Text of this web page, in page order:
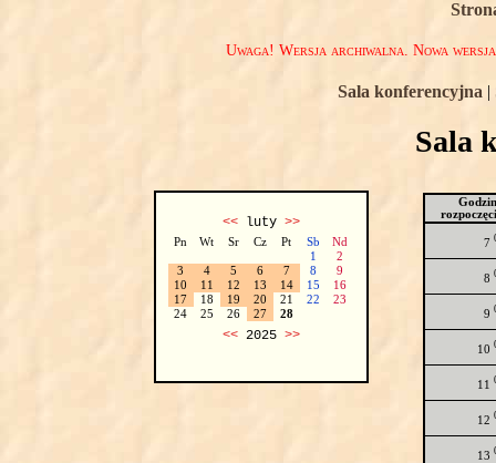
Uwaga! Wersja archiwalna. Nowa
Sala konferencyjna |
Sala
<<luty >>
Pn Wt Sr Cz Pt Sb
Nd
1
2
3
4 5 6 7 8
9
10
11 12 13 14 15
16
17
18 19 20 21 22
23
24
25 26 27 28
<<2025 >>
7
8
9
10
11
12
13